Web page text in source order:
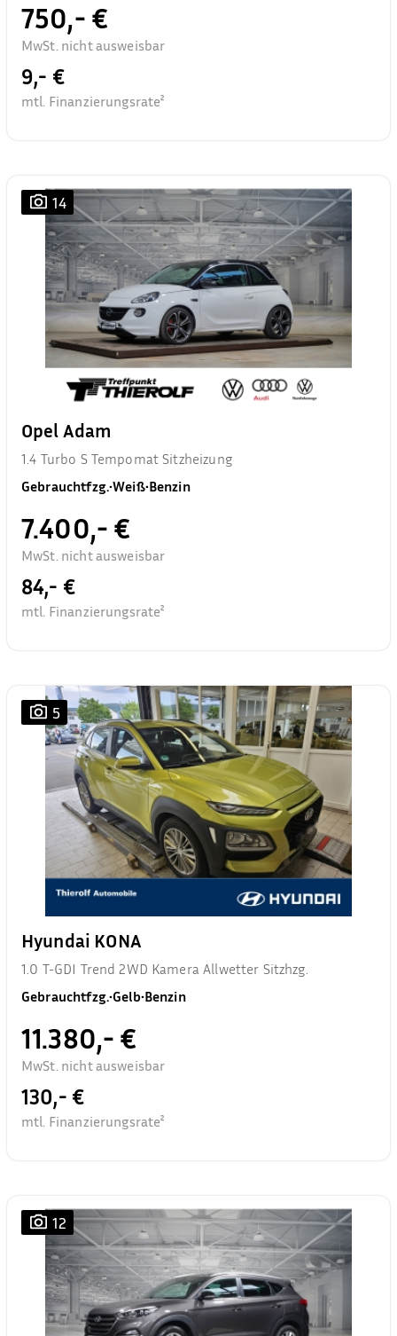
750,- €
MwSt. nicht ausweisbar
9,- €
mtl. Finanzierungsrate²
14
Opel Adam
1.4 Turbo S Tempomat Sitzheizung
Gebrauchtfzg.•Weiß•Benzin
7.400,- €
MwSt. nicht ausweisbar
84,- €
mtl. Finanzierungsrate²
5
Hyundai KONA
1.0 T-GDI Trend 2WD Kamera Allwetter Sitzhzg.
Gebrauchtfzg.•Gelb•Benzin
11.380,- €
MwSt. nicht ausweisbar
130,- €
mtl. Finanzierungsrate²
12